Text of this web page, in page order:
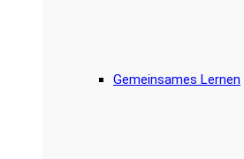
Gemeinsames Lernen